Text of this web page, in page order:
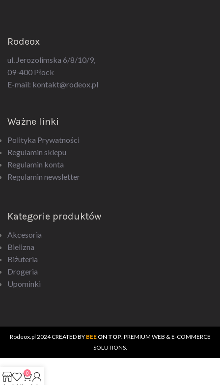
Rodeox
ul. Jerozolimska 6/8/10/9,
09-400 Płock
E-mail: kontakt@rodeox.pl
Ważne linki
Polityka Prywatności
Regulamin sklepu
Regulamin konta
Regulamin newsletter
Kategorie produktów
Akcesoria
Bielizna
Biżuteria
Drogeria
Upominki
Rodeox.pl 2024 CREATED BY BEEON TOP . PREMIUM WEB & E-COMMERCE
SOLUTIONS.
0